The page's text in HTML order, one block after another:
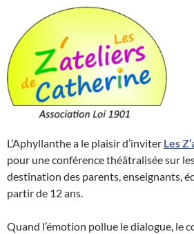
L’Aphyllanthe a le plaisir d’inviter Les
pour une conférence théâtralisée sur
destination des parents, enseignants,
partir de 12 ans.
Quand l’émotion pollue le dialogue, le